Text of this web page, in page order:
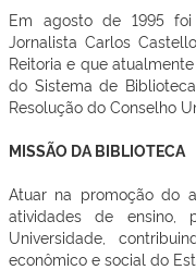
Em agosto de 1995 foi
Jornalista Carlos
Reitoria e que
do Sistema de
Resolução do Conselho
MISSÃO DA BIBLIOTECA
Atuar na promoção do
atividades de ensino,
Universidade,
econômico e social do